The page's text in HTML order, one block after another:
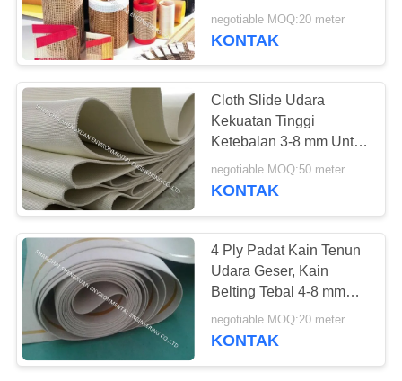
Tas Filter Nomex
Bag Filter Housing
37
Sangat Baik
negotiable MOQ:20 meter
KONTAK
Cloth Slide Udara
Kekuatan Tinggi
Ketebalan 3-8 mm Untuk
Garis Konveyor
Pneumatik
negotiable MOQ:50 meter
KONTAK
4 Ply Padat Kain Tenun
Udara Geser, Kain
Belting Tebal 4-8 mm
Untuk Semen Silo
negotiable MOQ:20 meter
KONTAK